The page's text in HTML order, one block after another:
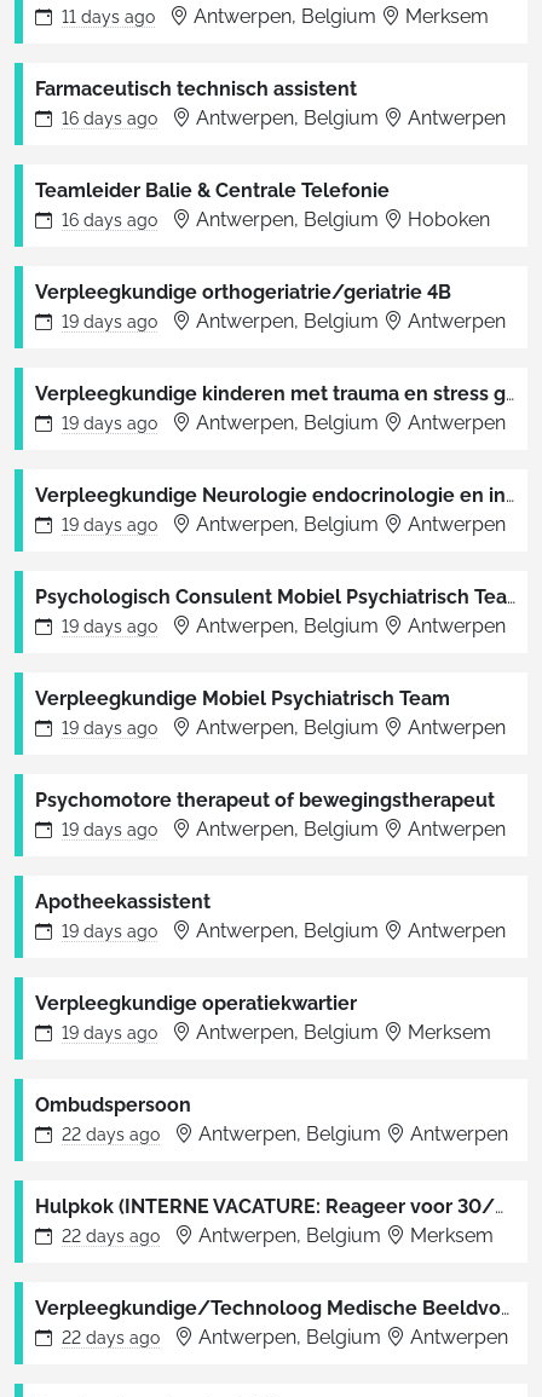
11 days ago Antwerpen, Belgium Merksem
Farmaceutisch technisch assistent
16 days ago Antwerpen, Belgium Antwerpen
Teamleider Balie & Centrale Telefonie
16 days ago Antwerpen, Belgium Hoboken
Verpleegkundige orthogeriatrie/geriatrie 4B
19 days ago Antwerpen, Belgium Antwerpen
Verpleegkundige kinderen met trauma en stress gerelateerde problematieken
19 days ago Antwerpen, Belgium Antwerpen
Verpleegkundige Neurologie endocrinologie en inwendig dagziekenhuis 6B
19 days ago Antwerpen, Belgium Antwerpen
Psychologisch Consulent Mobiel Psychiatrisch Team
19 days ago Antwerpen, Belgium Antwerpen
Verpleegkundige Mobiel Psychiatrisch Team
19 days ago Antwerpen, Belgium Antwerpen
Psychomotore therapeut of bewegingstherapeut
19 days ago Antwerpen, Belgium Antwerpen
Apotheekassistent
19 days ago Antwerpen, Belgium Antwerpen
Verpleegkundige operatiekwartier
19 days ago Antwerpen, Belgium Merksem
Ombudspersoon
22 days ago Antwerpen, Belgium Antwerpen
Hulpkok (INTERNE VACATURE: Reageer voor 30/05/2026)
22 days ago Antwerpen, Belgium Merksem
Verpleegkundige/Technoloog Medische Beeldvorming
22 days ago Antwerpen, Belgium Antwerpen